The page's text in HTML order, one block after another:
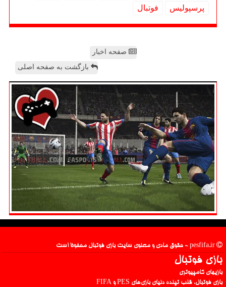
پرسپولیس
فوتبال
صفحه اخبار
بازگشت به صفحه اصلی
بازی فوتبال
بازیهای کامپیوتری
بازی فوتبال، قلب تپنده دنیای بازی‌های PES و FIFA